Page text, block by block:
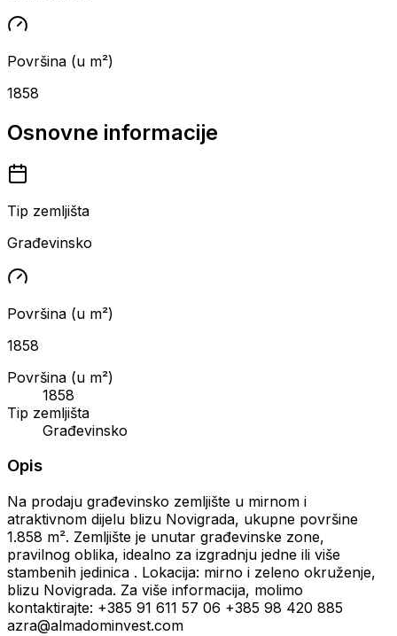
Površina (u m²)
1858
Osnovne informacije
Tip zemljišta
Građevinsko
Površina (u m²)
1858
Površina (u m²)
1858
Tip zemljišta
Građevinsko
Opis
Na prodaju građevinsko zemljište u mirnom i
atraktivnom dijelu blizu Novigrada, ukupne površine
1.858 m². Zemljište je unutar građevinske zone,
pravilnog oblika, idealno za izgradnju jedne ili više
stambenih jedinica . Lokacija: mirno i zeleno okruženje,
blizu Novigrada. Za više informacija, molimo
kontaktirajte: +385 91 611 57 06 +385 98 420 885
azra@almadominvest.com